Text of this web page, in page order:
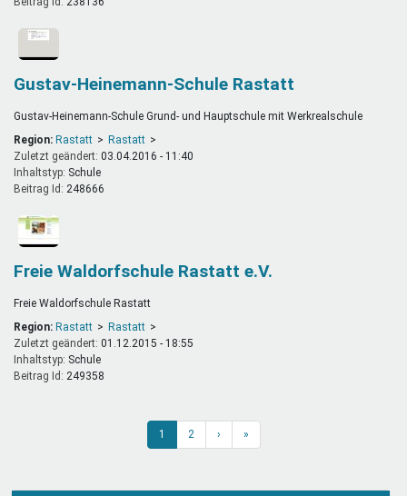
Gustav-Heinemann-Schule Rastatt
Gustav-Heinemann-Schule Grund- und Hauptschule mit Werkrealschule
Region: Rastatt
Rastatt
Zuletzt geändert: 03.04.2016 - 11:40
Inhaltstyp:
schule
Beitrag Id: 248666
Freie Waldorfschule Rastatt e.V.
Freie Waldorfschule Rastatt
Region: Rastatt
Rastatt
Zuletzt geändert: 01.12.2015 - 18:55
Inhaltstyp:
schule
Beitrag Id: 249358
1 2 › »